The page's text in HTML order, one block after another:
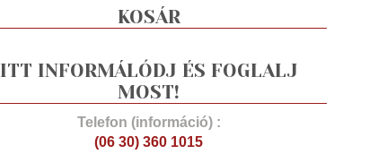
KOSÁR
ITT INFORMÁLÓDJ ÉS FOGLALJ
MOST!
Telefon (információ) :
(06 30) 360 1015